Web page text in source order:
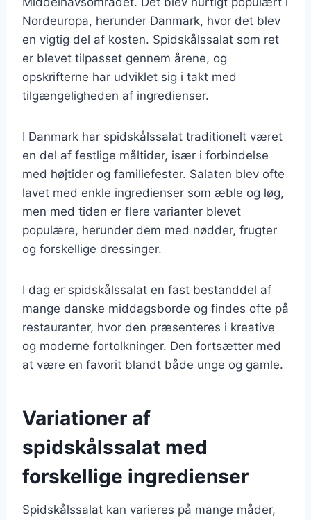
Nordeuropa, herunder Danmark, hvor det blev
en vigtig del af kosten. Spidskålssalat som ret
er blevet tilpasset gennem årene, og
opskrifterne har udviklet sig i takt med
tilgængeligheden af ingredienser.
I Danmark har spidskålssalat traditionelt været
en del af festlige måltider, især i forbindelse
med højtider og familiefester. Salaten blev ofte
lavet med enkle ingredienser som æble og løg,
men med tiden er flere varianter blevet
populære, herunder dem med nødder, frugter
og forskellige dressinger.
I dag er spidskålssalat en fast bestanddel af
mange danske middagsborde og findes ofte på
restauranter, hvor den præsenteres i kreative
og moderne fortolkninger. Den fortsætter med
at være en favorit blandt både unge og gamle.
Variationer af
spidskålssalat med
forskellige ingredienser
Spidskålssalat kan varieres på mange måder,